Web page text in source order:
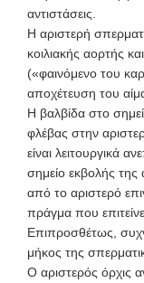
αντιστάσεις.
Η αριστερή
κοιλιακής αορτής
(«φαινόμενο του
αποχέτευση του
Η βαλβίδα στο
φλέβας στην
είναι λειτουργικά
σημείο εκβολής της
από το αριστερό
πράγμα που
Επιπροσθέτως,
μήκος της
Ο αριστερός όρχις